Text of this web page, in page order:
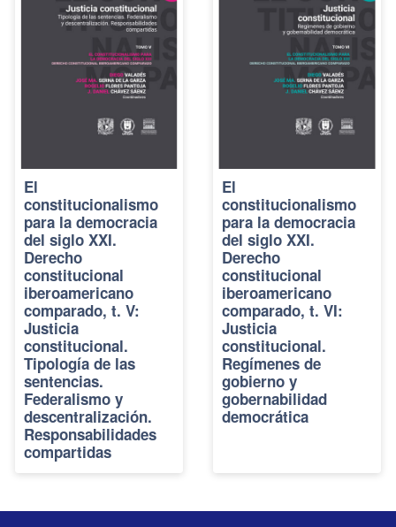
El
constitucionalismo
para la democracia
del siglo XXI.
Derecho
constitucional
iberoamericano
comparado, t. V:
Justicia
constitucional.
Tipología de las
sentencias.
Federalismo y
descentralización.
Responsabilidades
compartidas
El
constitucionalismo
para la democracia
del siglo XXI.
Derecho
constitucional
iberoamericano
comparado, t. VI:
Justicia
constitucional.
Regímenes de
gobierno y
gobernabilidad
democrática